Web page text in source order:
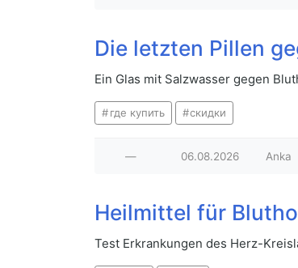
Die letzten Pillen
Ein Glas mit Salzwasser gegen
где купить скидки
— 06.08.2026 Anka
Heilmittel für
Test Erkrankungen des Herz-